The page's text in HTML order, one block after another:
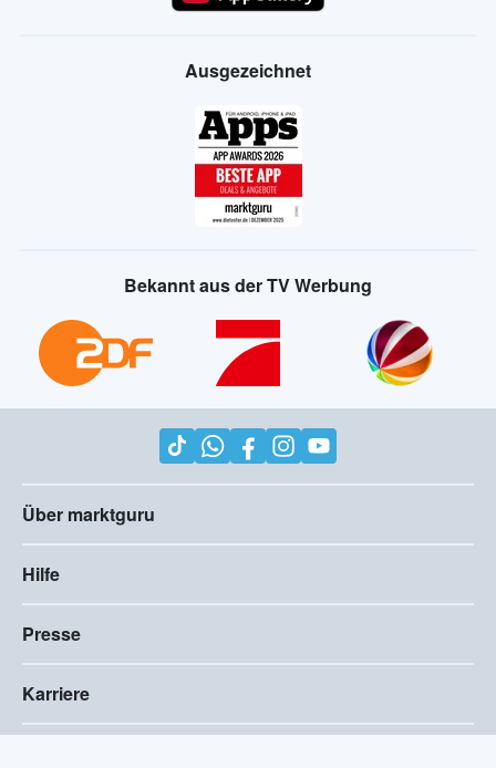
Ausgezeichnet
Bekannt aus der TV Werbung
Über marktguru
Hilfe
Presse
Karriere